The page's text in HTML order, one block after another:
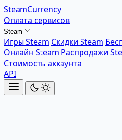
SteamCurrency
Оплата сервисов
Steam
Игры Steam Скидки Steam
Онлайн Steam Распродажи
Стоимость аккаунта
API